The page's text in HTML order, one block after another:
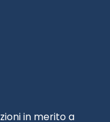
in merito a